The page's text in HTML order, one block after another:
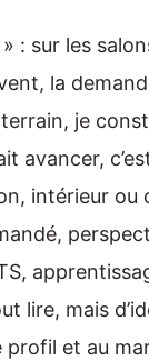
: sur les
la
je
avancer,
intérieur ou
lire, mais
et au